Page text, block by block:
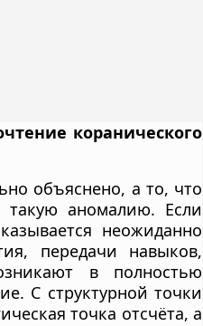
коранического
объяснено, а то, что
такую аномалию. Если
неожиданно
передачи навыков,
в полностью
С структурной точки
точка отсчёта, а